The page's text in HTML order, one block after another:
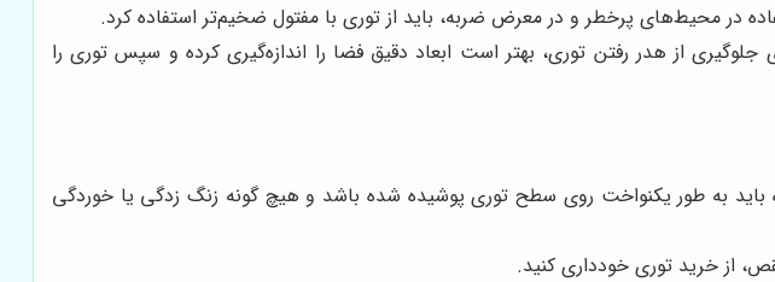
در محیط‌های پرخطر و در معرض ضربه، باید از توری با مفتول ضخیم‌تر استفاده کرد.
از هدر رفتن توری، بهتر است ابعاد دقیق فضا را اندازه‌گیری کرده و سپس توری را
باید به طور یکنواخت روی سطح توری پوشیده شده باشد و هیچ گونه زنگ زدگی یا خوردگی
از خرید توری خودداری کنید.